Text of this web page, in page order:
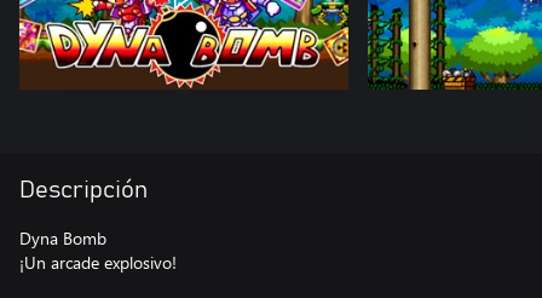
Descripción
Dyna Bomb
¡Un arcade explosivo!